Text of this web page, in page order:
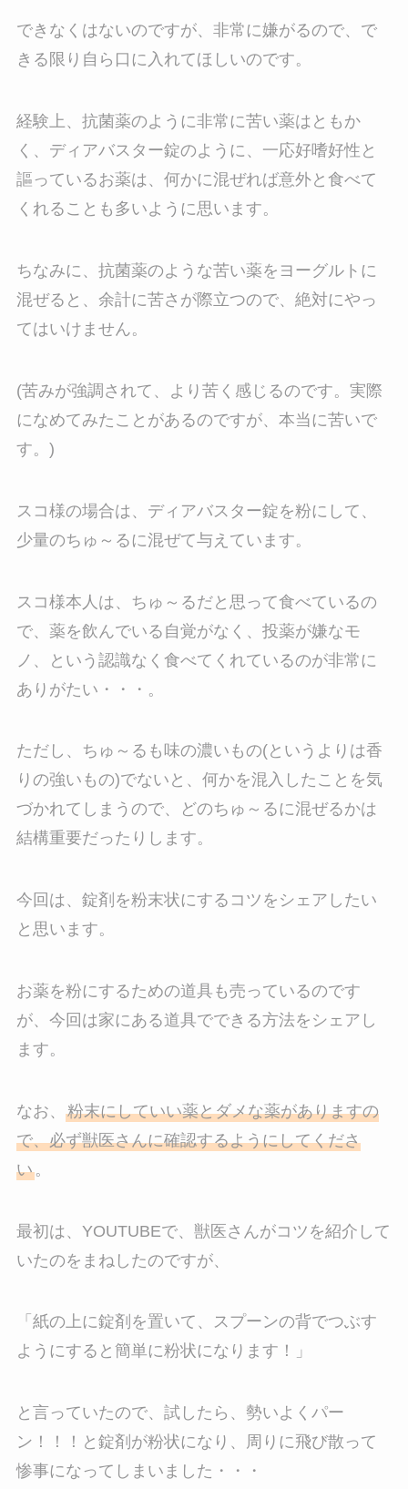
できなくはないのですが、非常に嫌がるので、で
きる限り自ら口に入れてほしいのです。
経験上、抗菌薬のように非常に苦い薬はともか
く、ディアバスター錠のように、一応好嗜好性と
謳っているお薬は、何かに混ぜれば意外と食べて
くれることも多いように思います。
ちなみに、抗菌薬のような苦い薬をヨーグルトに
混ぜると、余計に苦さが際立つので、絶対にやっ
てはいけません。
(苦みが強調されて、より苦く感じるのです。実際
になめてみたことがあるのですが、本当に苦いで
す。)
スコ様の場合は、ディアバスター錠を粉にして、
少量のちゅ～るに混ぜて与えています。
スコ様本人は、ちゅ～るだと思って食べているの
で、薬を飲んでいる自覚がなく、投薬が嫌なモ
ノ、という認識なく食べてくれているのが非常に
ありがたい・・・。
ただし、ちゅ～るも味の濃いもの(というよりは香
りの強いもの)でないと、何かを混入したことを気
づかれてしまうので、どのちゅ～るに混ぜるかは
結構重要だったりします。
今回は、錠剤を粉末状にするコツをシェアしたい
と思います。
お薬を粉にするための道具も売っているのです
が、今回は家にある道具でできる方法をシェアし
ます。
なお、 粉末にしていい薬とダメな薬がありますの
で、必ず獣医さんに確認するようにしてくださ
い。
最初は、YOUTUBEで、獣医さんがコツを紹介して
いたのをまねしたのですが、
「紙の上に錠剤を置いて、スプーンの背でつぶす
ようにすると簡単に粉状になります！」
と言っていたので、試したら、勢いよくパー
ン！！！と錠剤が粉状になり、周りに飛び散って
惨事になってしまいました・・・